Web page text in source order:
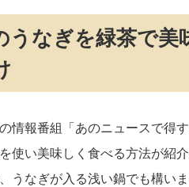
うなぎを緑茶で美
情報番組「あのニュースで得
使い美味しく食べる方法が紹
うなぎが入る浅い鍋でも構い